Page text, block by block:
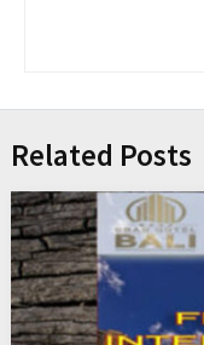
Related Posts